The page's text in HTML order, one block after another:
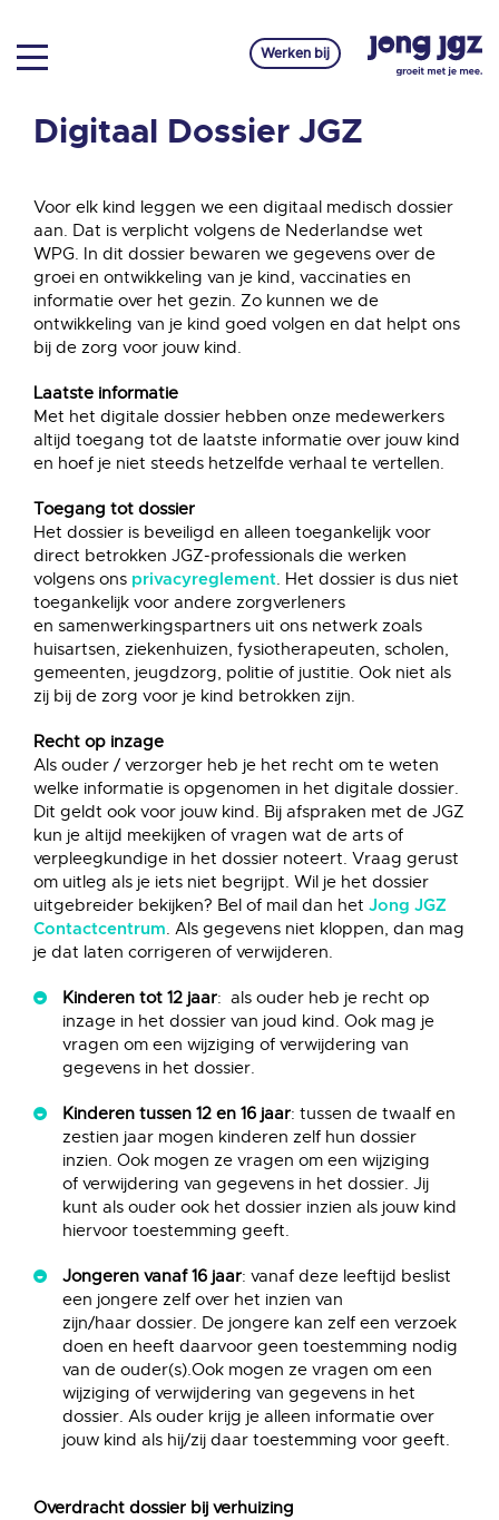
Digitaal Dossier JGZ
Voor elk kind leggen we een digitaal medisch dossier
aan. Dat is verplicht volgens de Nederlandse wet
WPG. In dit dossier bewaren we gegevens over de
groei en ontwikkeling van je kind, vaccinaties en
informatie over het gezin. Zo kunnen we de
ontwikkeling van je kind goed volgen en dat helpt ons
bij de zorg voor jouw kind.
Laatste informatie
Met het digitale dossier hebben onze medewerkers
altijd toegang tot de laatste informatie over jouw kind
en hoef je niet steeds hetzelfde verhaal te vertellen.
Toegang tot dossier
Het dossier is beveiligd en alleen toegankelijk voor
direct betrokken JGZ-professionals die werken
volgens ons privacyreglement. Het dossier is dus niet
toegankelijk voor andere zorgverleners
en samenwerkingspartners uit ons netwerk zoals
huisartsen, ziekenhuizen, fysiotherapeuten, scholen,
gemeenten, jeugdzorg, politie of justitie. Ook niet als
zij bij de zorg voor je kind betrokken zijn.
Recht op inzage
Als ouder / verzorger heb je het recht om te weten
welke informatie is opgenomen in het digitale dossier.
Dit geldt ook voor jouw kind. Bij afspraken met de JGZ
kun je altijd meekijken of vragen wat de arts of
verpleegkundige in het dossier noteert. Vraag gerust
om uitleg als je iets niet begrijpt. Wil je het dossier
uitgebreider bekijken? Bel of mail dan het Jong JGZ
Contactcentrum. Als gegevens niet kloppen, dan mag
je dat laten corrigeren of verwijderen.
Kinderen tot 12 jaar: als ouder heb je recht op
inzage in het dossier van joud kind. Ook mag je
vragen om een wijziging of verwijdering van
gegevens in het dossier.
Kinderen tussen 12 en 16 jaar: tussen de twaalf en
zestien jaar mogen kinderen zelf hun dossier
inzien. Ook mogen ze vragen om een wijziging
of verwijdering van gegevens in het dossier. Jij
kunt als ouder ook het dossier inzien als jouw kind
hiervoor toestemming geeft.
Jongeren vanaf 16 jaar: vanaf deze leeftijd beslist
een jongere zelf over het inzien van
zijn/haar dossier. De jongere kan zelf een verzoek
doen en heeft daarvoor geen toestemming nodig
van de ouder(s).Ook mogen ze vragen om een
wijziging of verwijdering van gegevens in het
dossier. Als ouder krijg je alleen informatie over
jouw kind als hij/zij daar toestemming voor geeft.
Overdracht dossier bij verhuizing
Werken bij